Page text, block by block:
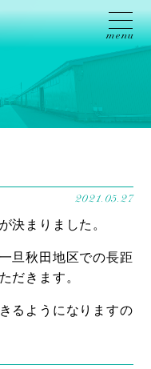
2021.05.27
決まりました。
旦秋田地区での長距
だきます。
るようになりますの